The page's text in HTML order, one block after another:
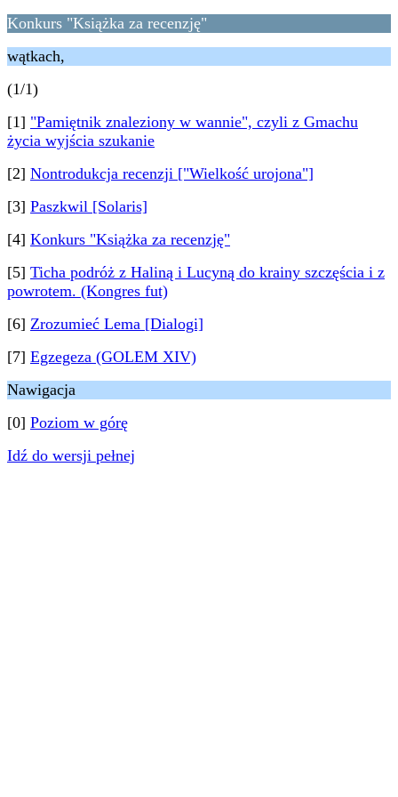
Konkurs "Książka za recenzję"
wątkach,
(1/1)
[1] "Pamiętnik znaleziony w wannie", czyli z Gmachu
życia wyjścia szukanie
[2] Nontrodukcja recenzji ["Wielkość urojona"]
[3] Paszkwil [Solaris]
[4] Konkurs "Książka za recenzję"
[5] Ticha podróż z Haliną i Lucyną do krainy szczęścia i z
powrotem. (Kongres fut)
[6] Zrozumieć Lema [Dialogi]
[7] Egzegeza (GOLEM XIV)
Nawigacja
[0] Poziom w górę
Idź do wersji pełnej